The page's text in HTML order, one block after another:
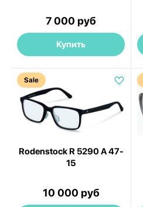
7 000 руб
Купить
Sale
Rodenstock R 5290 A 47-
15
10 000 руб